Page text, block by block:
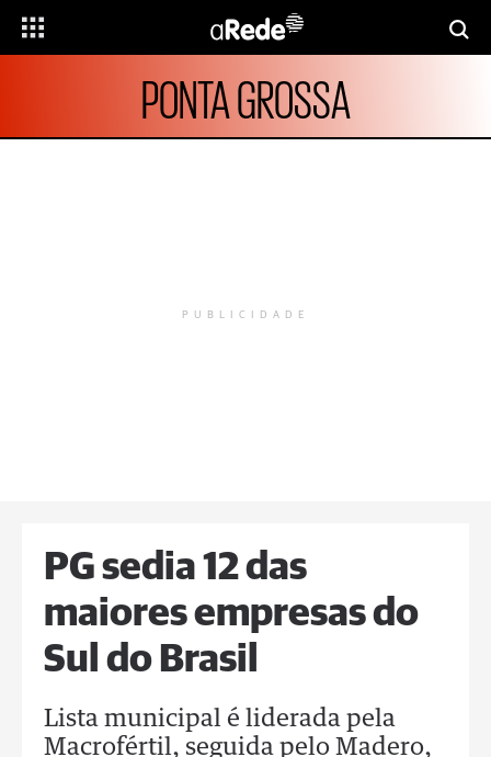
PONTA GROSSA
PUBLICIDADE
PG sedia 12 das
maiores empresas do
Sul do Brasil
Lista municipal é liderada pela
Macrofértil, seguida pelo Madero,